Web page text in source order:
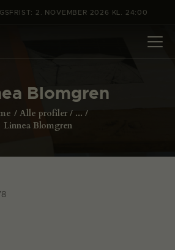
2. NOVEMBER 2026 KL. 24:00
Blomgren
Alle profiler
...
Linnea Blomgren